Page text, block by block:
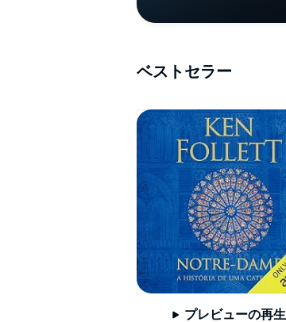
ベストセラー
プレビューの再生